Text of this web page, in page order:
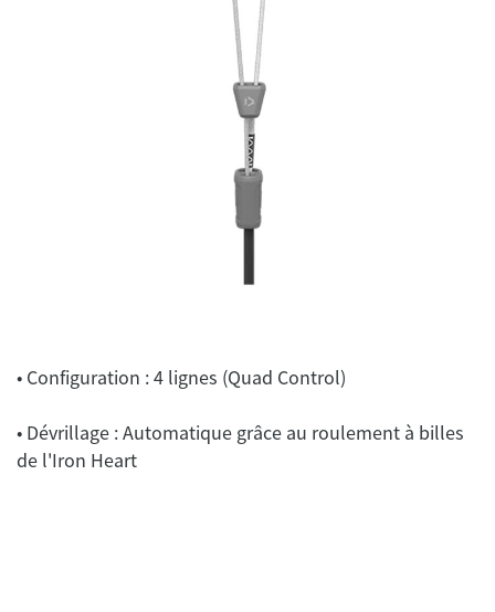
• Configuration : 4 lignes (Quad Control)
• Dévrillage : Automatique grâce au roulement à billes
de l'Iron Heart